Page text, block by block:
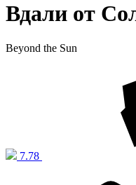
Вдали от
Beyond the Sun
7.78